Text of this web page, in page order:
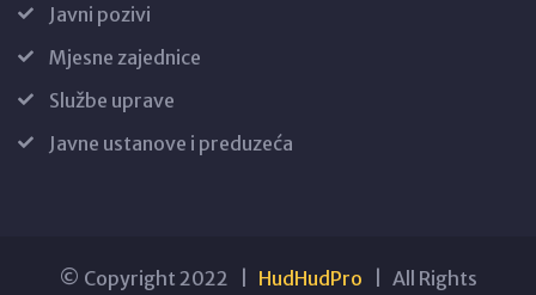
Javni pozivi
Mjesne zajednice
Službe uprave
Javne ustanove i preduzeća
© Copyright 2022 | HudHudPro | All Rights